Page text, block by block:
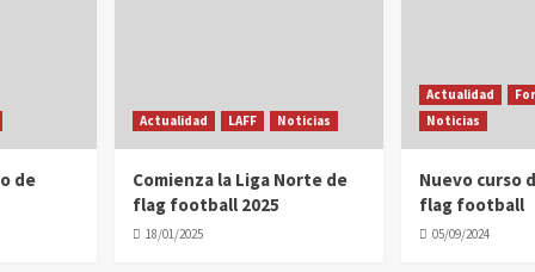
de
Actualidad LAFF Noticias
Comienza la Liga Norte de
flag football 2025
18/01/2025
Actualidad
Noticias
Nuevo curso
flag football
05/09/2024